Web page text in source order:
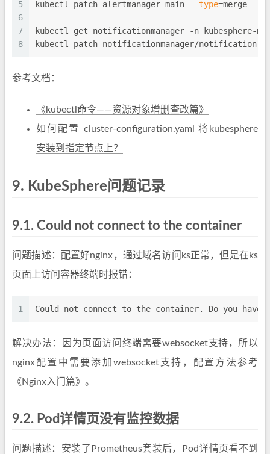
5
6
7
8
kubectl patch alertmanager main --type=merge --
kubectl get notificationmanager -n kubesphere-
kubectl patch notificationmanager/notification-
参考文档：
《kubectl命令——资源对象增删查改篇》
如何配置 cluster-configuration.yaml 将kubesphere
安装到指定节点上？
9. KubeSphere问题记录
9.1. Could not connect to the container
问题描述：配置好nginx，通过域名访问ks正常，但是在ks
页面上访问容器终端时报错：
1 Could not connect to the container. Do you
解决办法：因为页面访问终端需要websocket支持，所以
nginx配置中需要添加websocket支持，配置方法参考
《Nginx入门篇》 。
9.2. Pod详情页没有监控数据
问题描述：安装了Prometheus套装后，Pod详情页看不到